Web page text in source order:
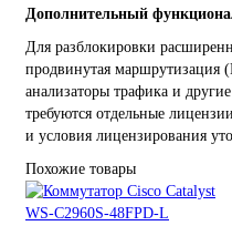
Дополнительный
Для разблокировки
продвинутая маршрутизация
анализаторы трафика и
требуются отдельные
и условия лицензирования
Похожие товары